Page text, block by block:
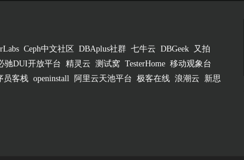
Ceph中文社区 DBAplus社群 七牛云 DBGeek
又拍
驰DUI开放平台 精灵云 测试窝 TesterHome 移动观象台
员客栈 openinstall 阿里云天池平台 极客在线 浪潮云
新思